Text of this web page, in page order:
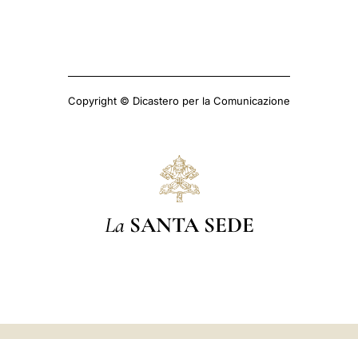
Copyright © Dicastero per la Comunicazione
La SANTA SEDE